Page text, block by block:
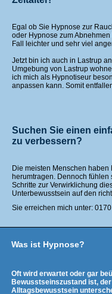
Egal ob Sie Hypnose zur
oder Hypnose zum
Fall leichter und sehr viel
Jetzt bin ich auch in Lastrup
Umgebung von Lastrup
ich mich als Hypnotiseur
anpassen kann. Somit
Suchen Sie einen
zu verbessern?
Die meisten Menschen
herumtragen. Dennoch
Schritte zur Verwirklichung
Unterbewusstsein auf den
Sie erreichen mich unter:
Was ist Hypnose?
Oft wird erwartet oder gar
Bewusstseinszustand ist,
Alltagsbewusstsein